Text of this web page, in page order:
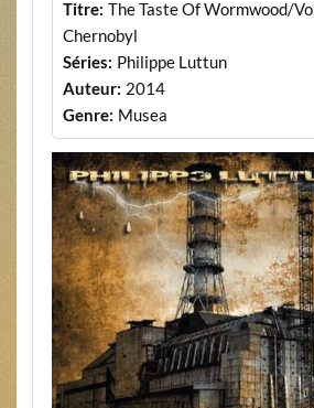
Titre: The Taste Of Wormwood/
Chernobyl
Séries: Philippe Luttun
Auteur: 2014
Genre: Musea